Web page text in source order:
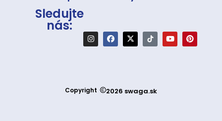
Sledujte
nás:
Copyright 2026 swaga.sk